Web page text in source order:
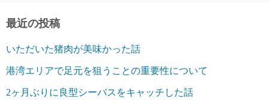
最近の投稿
いただいた猪肉が美味かった話
港湾エリアで足元を狙うことの重要性について
2ヶ月ぶりに良型シーバスをキャッチした話